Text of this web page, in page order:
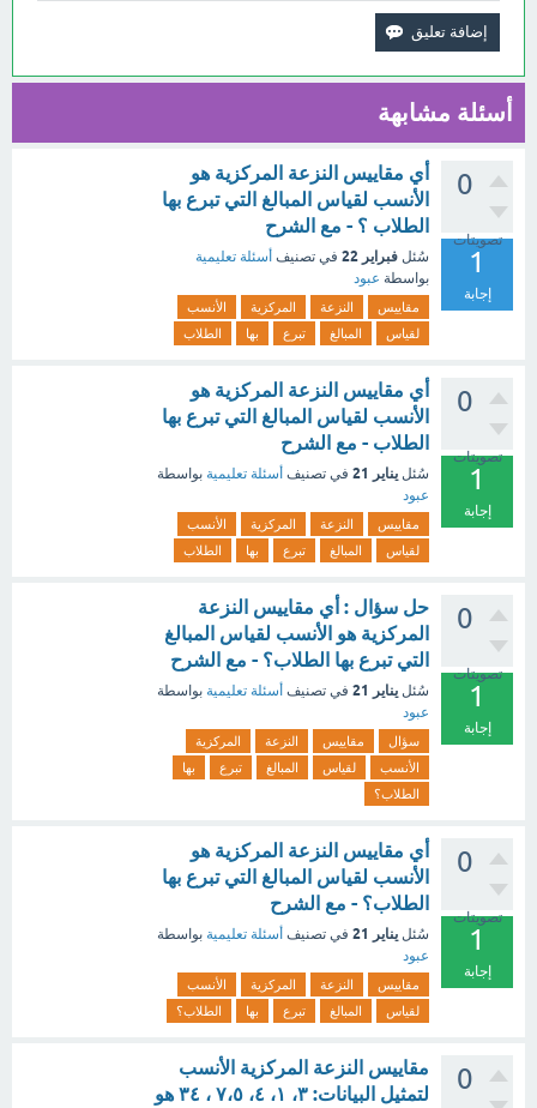
أسئلة مشابهة
0
تصويتات
1
إجابة
أي مقاييس النزعة المركزية هو
الأنسب لقياس المبالغ التي تبرع بها
الطلاب ؟ - مع الشرح
سُئل فبراير 22 في تصنيف أسئلة تعليمية
بواسطة عبود
مقاييس النزعة المركزية
الأنسب
لقياس
المبالغ تبرع بها الطلاب
0
تصويتات
1
إجابة
أي مقاييس النزعة المركزية هو
الأنسب لقياس المبالغ التي تبرع بها
الطلاب - مع الشرح
سُئل يناير 21 في تصنيف أسئلة تعليمية بواسطة
عبود
مقاييس النزعة المركزية
الأنسب
لقياس
المبالغ تبرع بها الطلاب
0
تصويتات
1
إجابة
حل سؤال : أي مقاييس النزعة
المركزية هو الأنسب لقياس المبالغ
التي تبرع بها الطلاب؟ - مع الشرح
سُئل يناير 21 في تصنيف أسئلة تعليمية بواسطة
عبود
سؤال مقاييس النزعة
المركزية
الأنسب
لقياس المبالغ تبرع
بها
الطلاب؟
0
تصويتات
1
إجابة
أي مقاييس النزعة المركزية هو
الأنسب لقياس المبالغ التي تبرع بها
الطلاب؟ - مع الشرح
سُئل يناير 21 في تصنيف أسئلة تعليمية بواسطة
عبود
مقاييس النزعة المركزية
الأنسب
لقياس
المبالغ تبرع بها الطلاب؟
0
مقاييس النزعة المركزية الأنسب
لتمثيل البيانات: ٣، ١، ٤، ٧،٥ ، ٣٤ هو